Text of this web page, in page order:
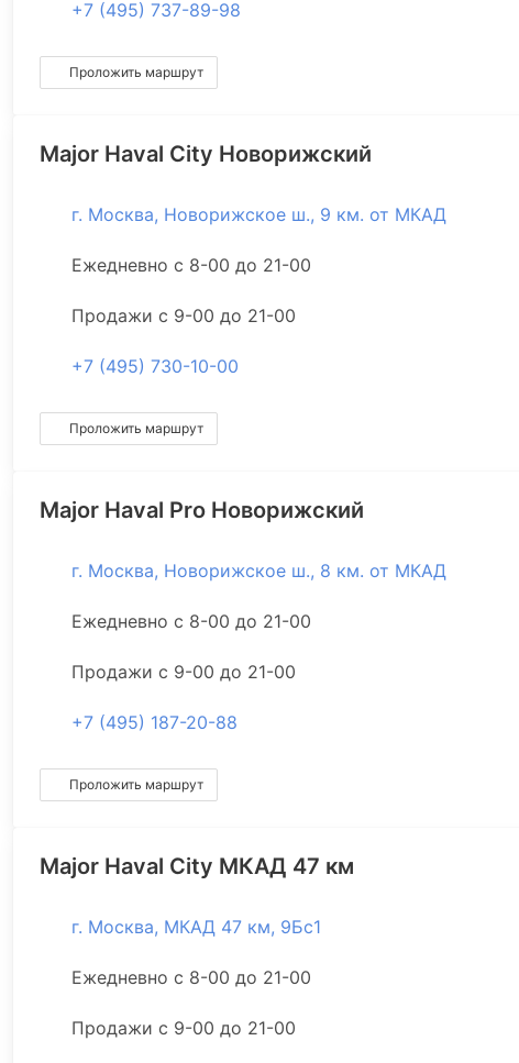
+7 (495) 737-89-98
Проложить маршрут
Major Haval City Новорижский
г. Москва, Новорижское ш., 9 км. от МКАД
Ежедневно с 8-00 до 21-00
Продажи с 9-00 до 21-00
+7 (495) 730-10-00
Проложить маршрут
Major Haval Pro Новорижский
г. Москва, Новорижское ш., 8 км. от МКАД
Ежедневно с 8-00 до 21-00
Продажи с 9-00 до 21-00
+7 (495) 187-20-88
Проложить маршрут
Major Haval City МКАД 47 км
г. Москва, МКАД 47 км, 9Бс1
Ежедневно с 8-00 до 21-00
Продажи с 9-00 до 21-00